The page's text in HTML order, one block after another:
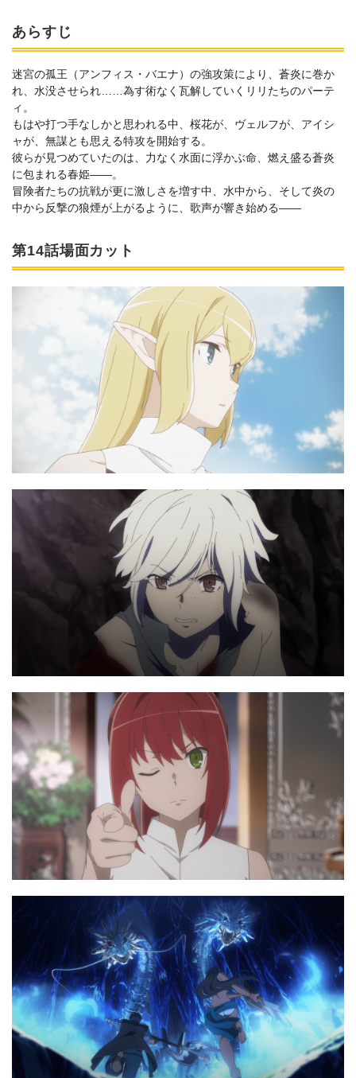
あらすじ
迷宮の孤王（アンフィス・バエナ）の強攻策により、蒼炎に巻か
れ、水没させられ……為す術なく瓦解していくリリたちのパーテ
ィ。
もはや打つ手なしかと思われる中、桜花が、ヴェルフが、アイシ
ャが、無謀とも思える特攻を開始する。
彼らが見つめていたのは、力なく水面に浮かぶ命、燃え盛る蒼炎
に包まれる春姫――。
冒険者たちの抗戦が更に激しさを増す中、水中から、そして炎の
中から反撃の狼煙が上がるように、歌声が響き始める――
第14話場面カット